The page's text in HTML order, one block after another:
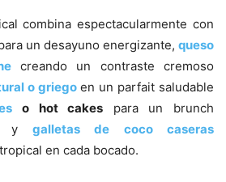
combina espectacularmente con
un desayuno energizante, queso
creando un contraste cremoso
o griegoen un parfait saludable
o hot cakes para un brunch
y galletas de coco caseras
en cada bocado.